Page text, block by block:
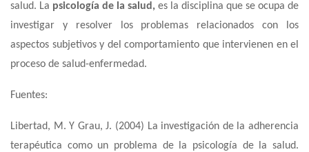
salud. La psicología de la salud, es la disciplina que se ocupa de
investigar y resolver los problemas relacionados con los
aspectos subjetivos y del comportamiento que intervienen en el
proceso de salud-enfermedad.
Fuentes:
Libertad, M. Y Grau, J. (2004) La investigación de la adherencia
terapéutica como un problema de la psicología de la salud.